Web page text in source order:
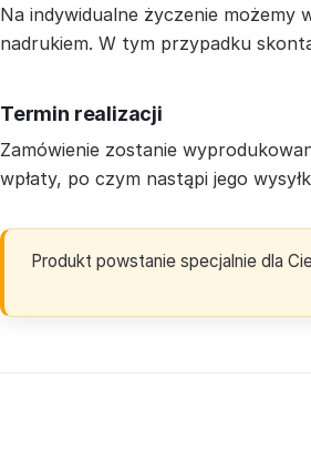
Na indywidualne życzenie
nadrukiem. W tym przypadku
Termin realizacji
Zamówienie zostanie
wpłaty, po czym nastąpi jego
Produkt powstanie specjalnie dla